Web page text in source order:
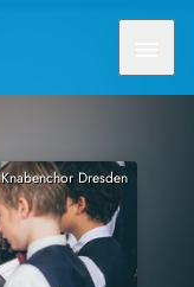
Knabenchor Dresden